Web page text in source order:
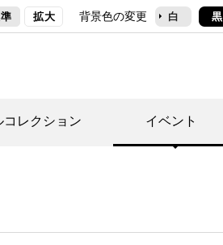
拡大 背景色の変更 白 黒
コレクション イベント